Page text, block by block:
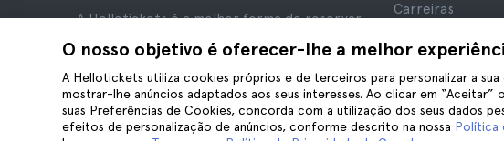
O nosso objetivo é oferecer-lhe a melhor
A Hellotickets utiliza cookies próprios e de terceiros para personalizar a sua
mostrar-lhe anúncios adaptados aos seus interesses. Ao clicar em “Aceitar”
suas Preferências de Cookies, concorda com a utilização dos seus dados
efeitos de personalização de anúncios, conforme descrito na nossa Política
A Hellotickets é a melhor forma de reservar
tours e atividades em todo o mundo.
© Hello Ticket, SL.
Carreiras
Avaliações
Privacidade
Termos e
Aviso Legal